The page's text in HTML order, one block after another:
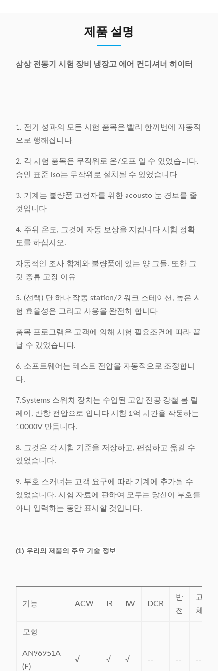
제품 설명
삼상 전동기 시험 장비 냉장고 에어 컨디셔너 히이터
1. 전기 성과의 모든 시험 품목은 빨리 한꺼번에 자동적
으로 행해집니다.
2. 각 시험 품목은 무작위로 온/오프 일 수 있었습니다.
승인 표준 lso는 무작위로 설치될 수 있었습니다
3. 기계는 불량품 고정자를 위한 acousto 눈 경보를 줄
것입니다
4. 주위 온도, 그것에 자동 보상을 지킵니다 시험 정확
도를 하십시오.
자동적인 조사 합계와 불량품에 있는 양 그들. 또한 그
것 종류 고장 이유
5. (선택) 단 하나 작동 station/2 워크 스테이션, 높은 시
험 효율성은 그리고 사용을 완전히 합니다
품목 프로그램은 고객에 의해 시험 필요조건에 따라 끝
날 수 있었습니다.
6. 소프트웨어는 테스트 전압을 자동적으로 조정합니
다.
7.Systems 스위치 장치는 수입된 고압 진공 강철 봄 릴
레이, 반항 전압으로 입니다 시험 1억 시간을 작동하는
10000V 만듭니다.
8. 그것은 각 시험 기준을 저장하고, 편집하고 옮길 수
있었습니다.
9. 부호 스캐너는 고객 요구에 따라 기계에 추가될 수
있었습니다. 시험 자료에 관하여 모두는 당신이 부호를
아니 입력하는 동안 표시할 것입니다.
(1) 우리의 제품의 주요 기술 정보
기능 ACW IR IW DCR
반
전
교
체
모형
AN96951A
(F)
√ √ √ -- -- --